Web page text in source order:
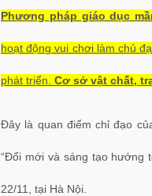
Phương pháp giáo dục
hoạt động vui chơi làm chủ
phát triển. Cơ sở vật chất,
Đây là quan điểm chỉ đạo
“Đổi mới và sáng tạo hướng
22/11, tại Hà Nội.